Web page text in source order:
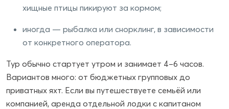
хищные птицы пикируют за кормом;
иногда — рыбалка или снорклинг, в зависимости
от конкретного оператора.
Тур обычно стартует утром и занимает 4–6 часов.
Вариантов много: от бюджетных групповых до
приватных яхт. Если вы путешествуете семьёй или
компанией, аренда отдельной лодки с капитаном